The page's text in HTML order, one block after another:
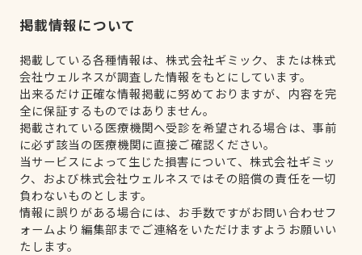
掲載情報について
掲載している各種情報は、株式会社ギミック、または株式
会社ウェルネスが調査した情報をもとにしています。
出来るだけ正確な情報掲載に努めておりますが、内容を完
全に保証するものではありません。
掲載されている医療機関へ受診を希望される場合は、事前
に必ず該当の医療機関に直接ご確認ください。
当サービスによって生じた損害について、株式会社ギミッ
ク、および株式会社ウェルネスではその賠償の責任を一切
負わないものとします。
情報に誤りがある場合には、お手数ですがお問い合わせフ
ォームより編集部までご連絡をいただけますようお願いい
たします。